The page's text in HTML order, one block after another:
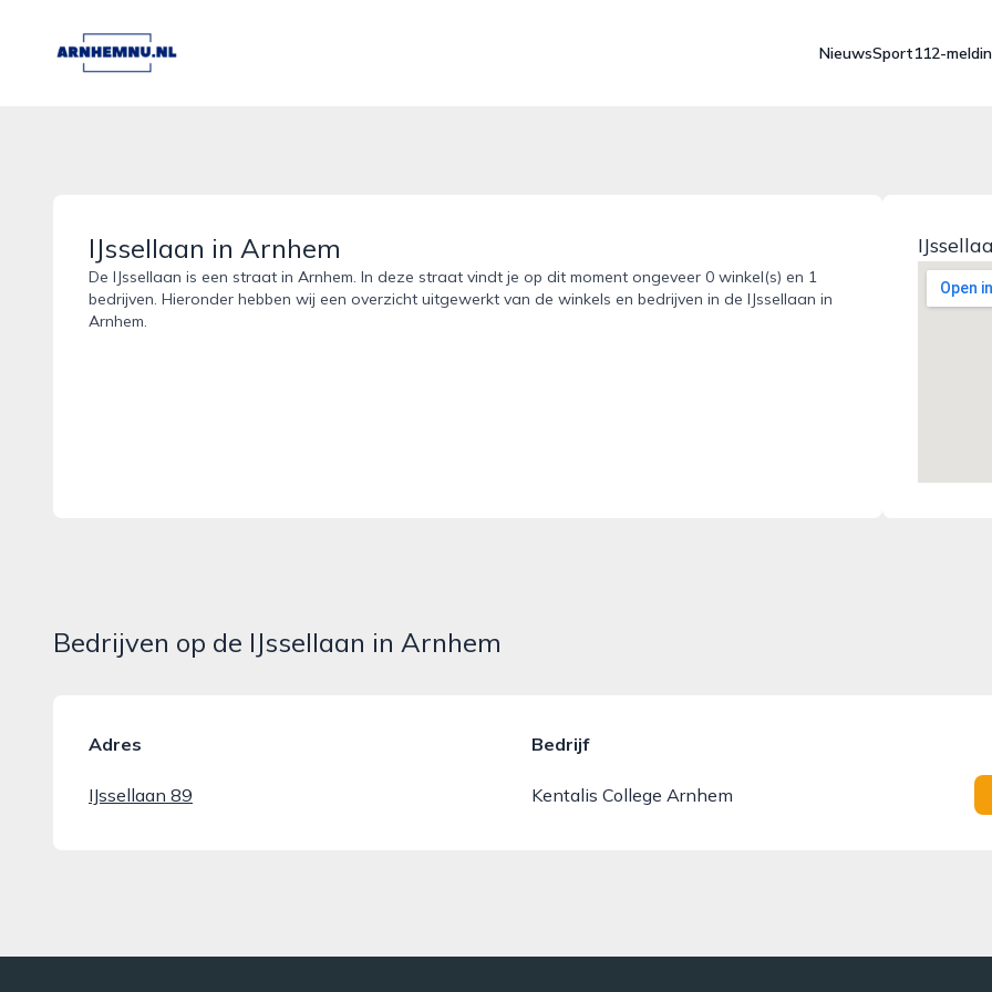
arnhemnu.nl
NieuwsSport112-
IJssellaan in Arnhem
De IJssellaan is een straat in Arnhem. In deze straat vindt je op dit moment ongeveer 0 winkel(s) en 1
bedrijven. Hieronder hebben wij een overzicht uitgewerkt van de winkels en bedrijven in de IJssellaan in
Arnhem.
Bedrijven op de IJssellaan in Arnhem
Adres Bedrijf
IJssellaan 89 Kentalis College Arnhem